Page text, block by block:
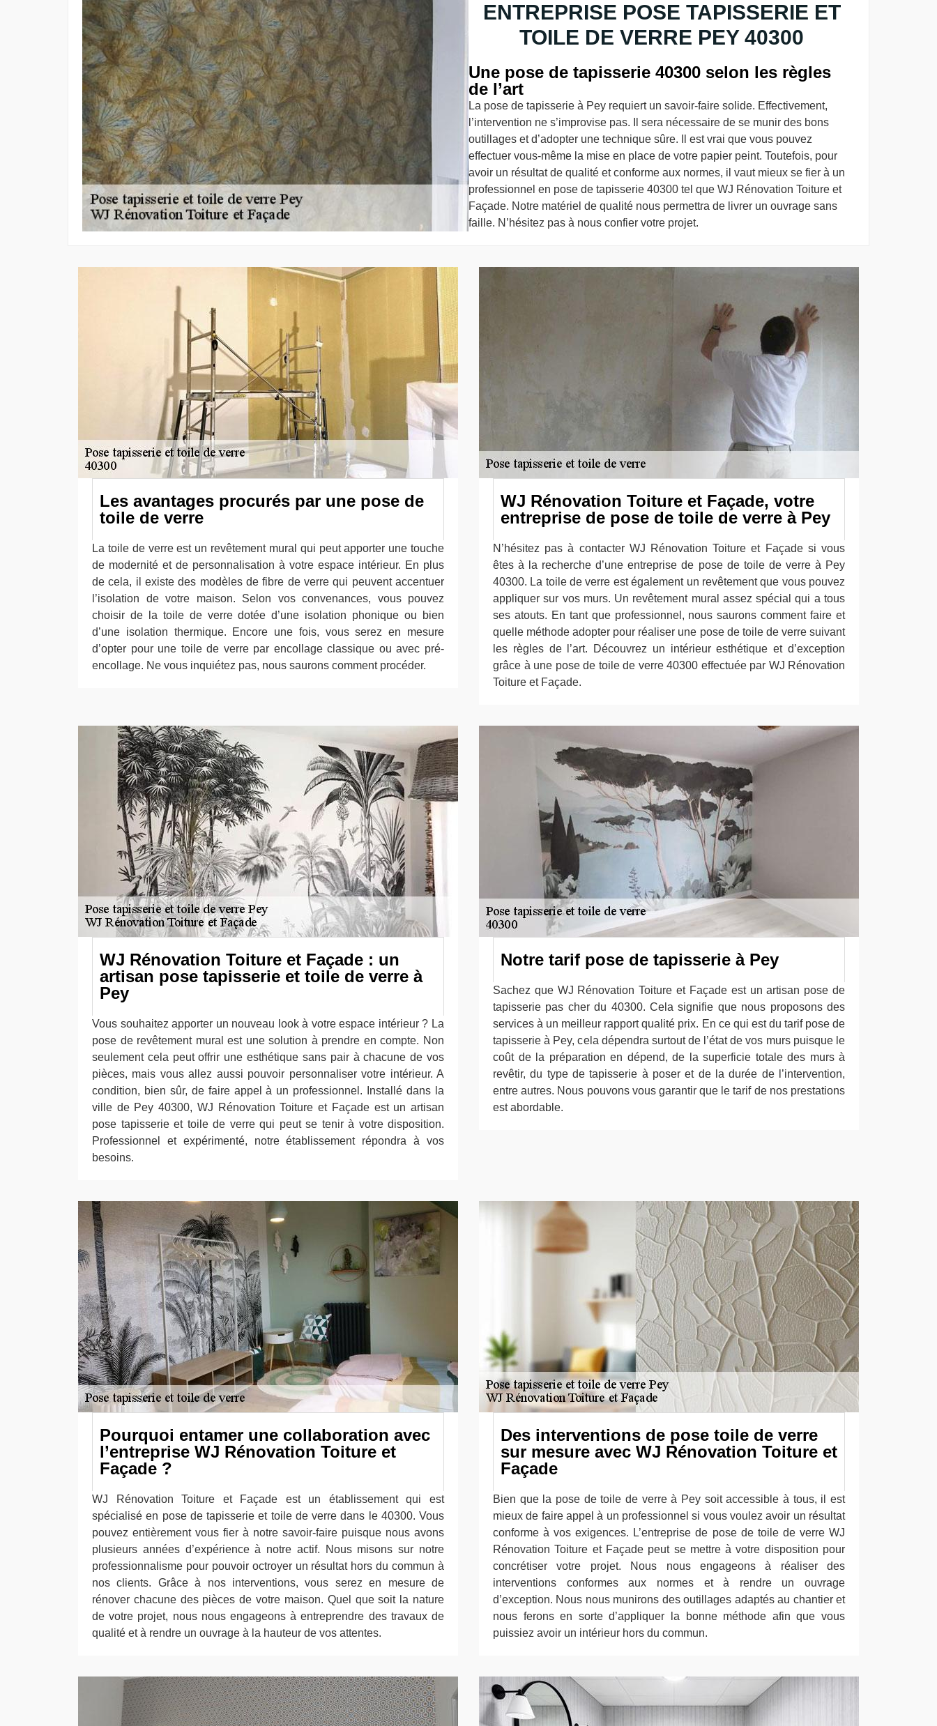
ENTREPRISE POSE TAPISSERIE ET
TOILE DE VERRE PEY 40300
Une pose de tapisserie 40300 selon les règles
de l’art
La pose de tapisserie à Pey requiert un savoir-faire solide. Effectivement,
l’intervention ne s’improvise pas. Il sera nécessaire de se munir des bons
outillages et d’adopter une technique sûre. Il est vrai que vous pouvez
effectuer vous-même la mise en place de votre papier peint. Toutefois, pour
avoir un résultat de qualité et conforme aux normes, il vaut mieux se fier à un
professionnel en pose de tapisserie 40300 tel que WJ Rénovation Toiture et
Façade. Notre matériel de qualité nous permettra de livrer un ouvrage sans
faille. N’hésitez pas à nous confier votre projet.
Les avantages procurés par une pose de
toile de verre
La toile de verre est un revêtement mural qui peut apporter une touche
de modernité et de personnalisation à votre espace intérieur. En plus
de cela, il existe des modèles de fibre de verre qui peuvent accentuer
l’isolation de votre maison. Selon vos convenances, vous pouvez
choisir de la toile de verre dotée d’une isolation phonique ou bien
d’une isolation thermique. Encore une fois, vous serez en mesure
d’opter pour une toile de verre par encollage classique ou avec pré-
encollage. Ne vous inquiétez pas, nous saurons comment procéder.
WJ Rénovation Toiture et Façade, votre
entreprise de pose de toile de verre à Pey
N’hésitez pas à contacter WJ Rénovation Toiture et Façade si vous
êtes à la recherche d’une entreprise de pose de toile de verre à Pey
40300. La toile de verre est également un revêtement que vous pouvez
appliquer sur vos murs. Un revêtement mural assez spécial qui a tous
ses atouts. En tant que professionnel, nous saurons comment faire et
quelle méthode adopter pour réaliser une pose de toile de verre suivant
les règles de l’art. Découvrez un intérieur esthétique et d’exception
grâce à une pose de toile de verre 40300 effectuée par WJ Rénovation
Toiture et Façade.
WJ Rénovation Toiture et Façade : un
artisan pose tapisserie et toile de verre à
Pey
Vous souhaitez apporter un nouveau look à votre espace intérieur ? La
pose de revêtement mural est une solution à prendre en compte. Non
seulement cela peut offrir une esthétique sans pair à chacune de vos
pièces, mais vous allez aussi pouvoir personnaliser votre intérieur. A
condition, bien sûr, de faire appel à un professionnel. Installé dans la
ville de Pey 40300, WJ Rénovation Toiture et Façade est un artisan
pose tapisserie et toile de verre qui peut se tenir à votre disposition.
Professionnel et expérimenté, notre établissement répondra à vos
besoins.
Notre tarif pose de tapisserie à Pey
Sachez que WJ Rénovation Toiture et Façade est un artisan pose de
tapisserie pas cher du 40300. Cela signifie que nous proposons des
services à un meilleur rapport qualité prix. En ce qui est du tarif pose de
tapisserie à Pey, cela dépendra surtout de l’état de vos murs puisque le
coût de la préparation en dépend, de la superficie totale des murs à
revêtir, du type de tapisserie à poser et de la durée de l’intervention,
entre autres. Nous pouvons vous garantir que le tarif de nos prestations
est abordable.
Pourquoi entamer une collaboration avec
l’entreprise WJ Rénovation Toiture et
Façade ?
WJ Rénovation Toiture et Façade est un établissement qui est
spécialisé en pose de tapisserie et toile de verre dans le 40300. Vous
pouvez entièrement vous fier à notre savoir-faire puisque nous avons
plusieurs années d’expérience à notre actif. Nous misons sur notre
professionnalisme pour pouvoir octroyer un résultat hors du commun à
nos clients. Grâce à nos interventions, vous serez en mesure de
rénover chacune des pièces de votre maison. Quel que soit la nature
de votre projet, nous nous engageons à entreprendre des travaux de
qualité et à rendre un ouvrage à la hauteur de vos attentes.
Des interventions de pose toile de verre
sur mesure avec WJ Rénovation Toiture et
Façade
Bien que la pose de toile de verre à Pey soit accessible à tous, il est
mieux de faire appel à un professionnel si vous voulez avoir un résultat
conforme à vos exigences. L’entreprise de pose de toile de verre WJ
Rénovation Toiture et Façade peut se mettre à votre disposition pour
concrétiser votre projet. Nous nous engageons à réaliser des
interventions conformes aux normes et à rendre un ouvrage
d’exception. Nous nous munirons des outillages adaptés au chantier et
nous ferons en sorte d’appliquer la bonne méthode afin que vous
puissiez avoir un intérieur hors du commun.